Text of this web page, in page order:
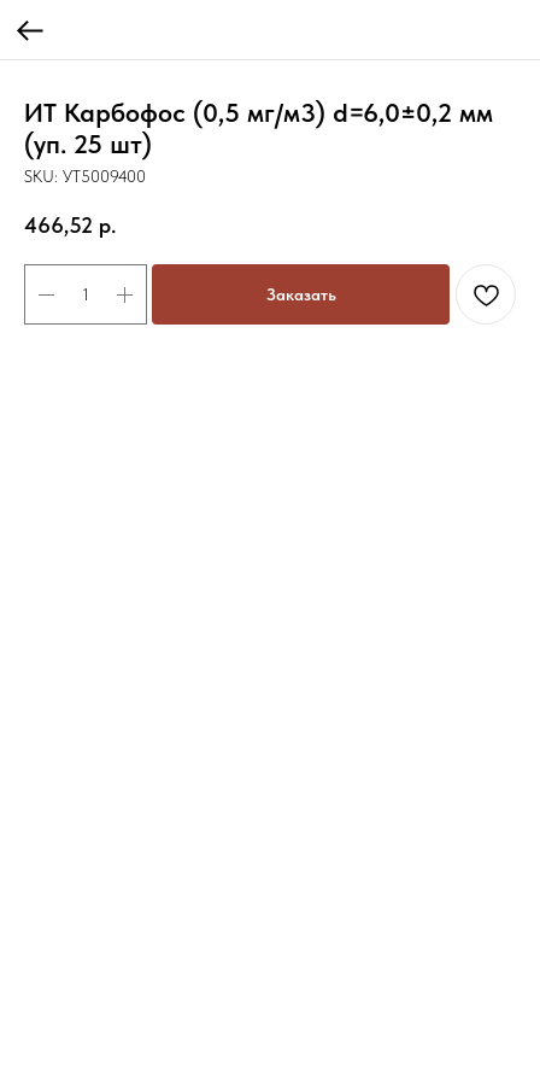
ИТ Карбофос (0,5 мг/м3) d=6,0±0,2 мм
(уп. 25 шт)
SKU: УТ5009400
466,52 р.
Заказать